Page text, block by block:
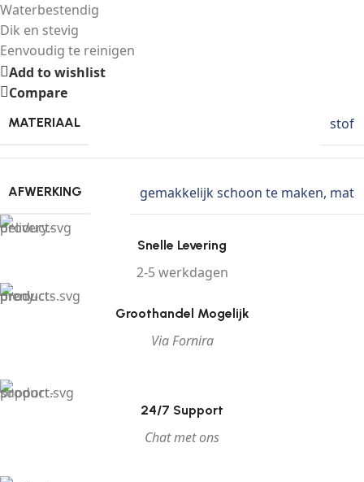
Waterbestendig
Dik en stevig
Eenvoudig te reinigen
Add to wishlist
Compare
MATERIAAL stof
AFWERKING gemakkelijk schoon te maken, mat
Snelle Levering
2-5 werkdagen
Groothandel Mogelijk
Via Fornira
24/7 Support
Chat met ons